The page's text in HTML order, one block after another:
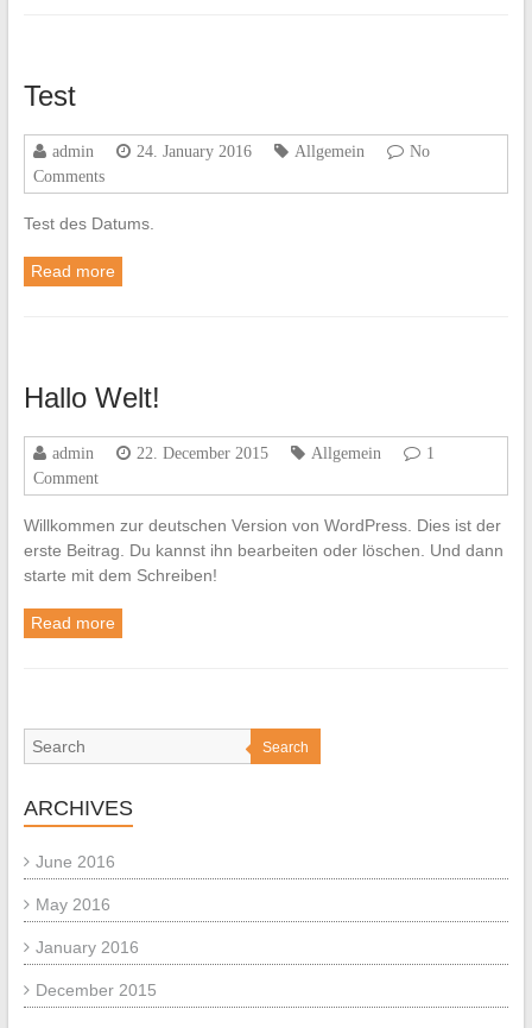
Test
admin 24. January 2016 Allgemein
No
Comments
Test des Datums.
Read more
Hallo Welt!
admin 22. December 2015 Allgemein
1
Comment
Willkommen zur deutschen Version von WordPress. Dies ist der
erste Beitrag. Du kannst ihn bearbeiten oder löschen. Und dann
starte mit dem Schreiben!
Read more
Search
ARCHIVES
June 2016
May 2016
January 2016
December 2015